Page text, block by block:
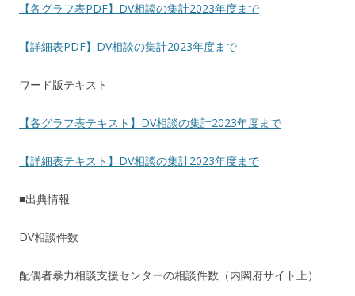
【各グラフ表PDF】DV相談の集計2023年度まで
【詳細表PDF】DV相談の集計2023年度まで
ワード版テキスト
【各グラフ表テキスト】DV相談の集計2023年度まで
【詳細表テキスト】DV相談の集計2023年度まで
■出典情報
DV相談件数
配偶者暴力相談支援センターの相談件数（内閣府サイト上）